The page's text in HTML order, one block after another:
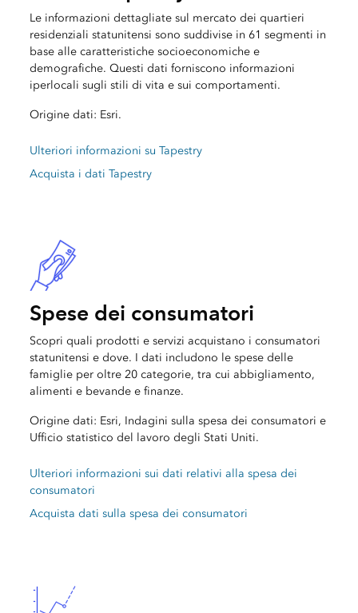
Le informazioni dettagliate sul mercato dei quartieri
residenziali statunitensi sono suddivise in 61 segmenti in
base alle caratteristiche socioeconomiche e
demografiche. Questi dati forniscono informazioni
iperlocali sugli stili di vita e sui comportamenti.
Origine dati: Esri.
Ulteriori informazioni su Tapestry
Acquista i dati Tapestry
Spese dei consumatori
Scopri quali prodotti e servizi acquistano i consumatori
statunitensi e dove. I dati includono le spese delle
famiglie per oltre 20 categorie, tra cui abbigliamento,
alimenti e bevande e finanze.
Origine dati: Esri, Indagini sulla spesa dei consumatori e
Ufficio statistico del lavoro degli Stati Uniti.
Ulteriori informazioni sui dati relativi alla spesa dei
consumatori
Acquista dati sulla spesa dei consumatori